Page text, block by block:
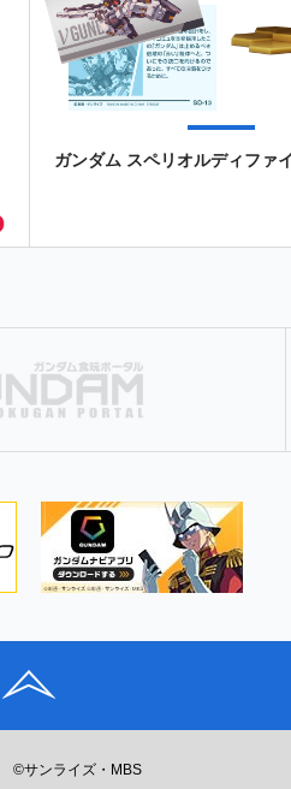
ガンダム スペリオルディファ
©サンライズ・MBS